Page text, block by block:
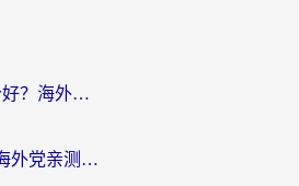
雷神手游和sixfast哪个好？海外党亲测3款回国加速器，教你选对不踩坑
穿梭和快喵好用吗？海外党亲测：小众加速器对比+番茄加速器深度体验